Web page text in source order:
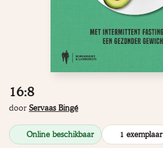
16:8
door Servaas Bingé
Online beschikbaar 1 exemplaar